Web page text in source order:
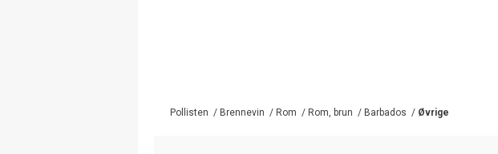
Pollisten / Brennevin / Rom / Rom, brun / Barbados / Øvrige